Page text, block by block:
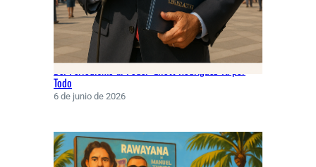
Todo
6 de junio de 2026